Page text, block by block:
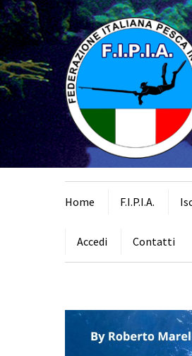
Home F.I.P.I.A.
Accedi Contatti